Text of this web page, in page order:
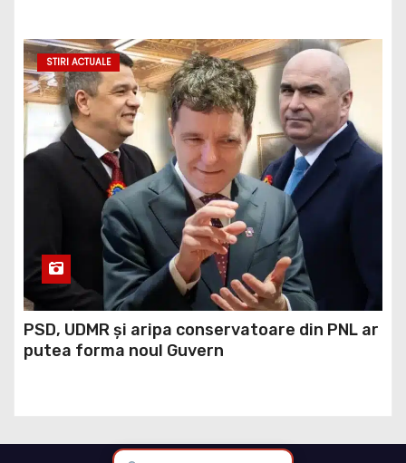
STIRI ACTUALE
PSD, UDMR și aripa conservatoare din PNL ar
putea forma noul Guvern